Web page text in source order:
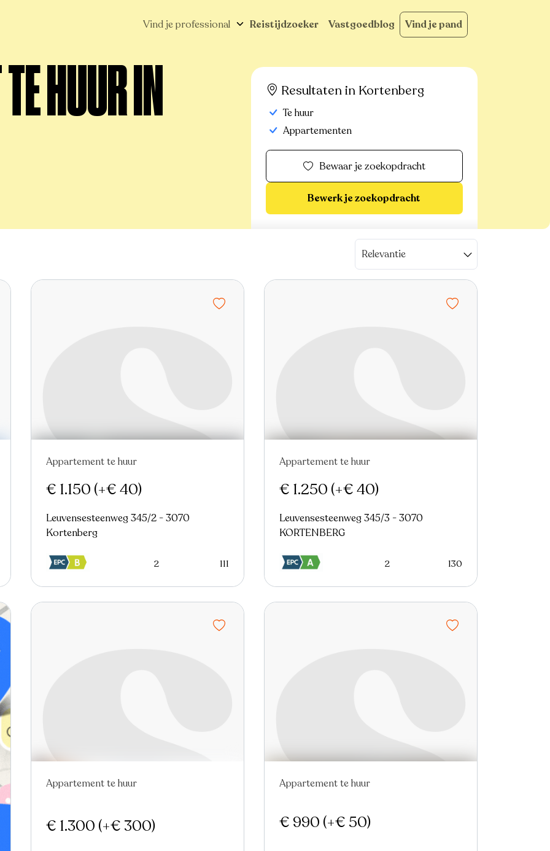
Vind je professional Reistijdzoeker Vastgoedblog Vind je pand
HUUR IN Resultaten in Kortenberg
Te huur
Appartementen
Bewaar je zoekopdracht
Bewerk je zoekopdracht
Relevantie
Appartement te huur
€ 1.150 (+€ 40)
Leuvensesteenweg 345/2 - 3070
Kortenberg
2 111
Virtual tour
Appartement te huur
€ 1.250 (+€ 40)
Leuvensesteenweg 345/3 - 3070
KORTENBERG
2 130
Appartement te huur
€ 1.300 (+€ 300)
Appartement te huur
€ 990 (+€ 50)